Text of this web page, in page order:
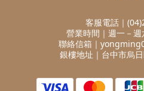
客服電話｜
營業時間｜週一－
聯絡信箱｜
銀樓地址｜台中市烏